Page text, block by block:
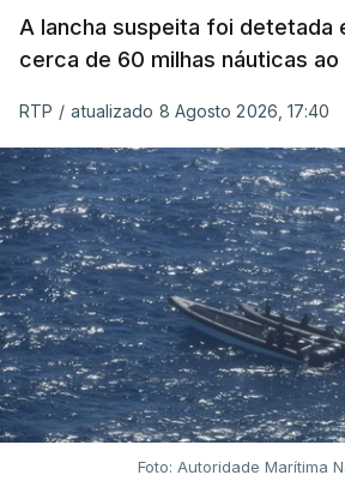
A lancha suspeita foi detetada
cerca de 60 milhas náuticas ao
RTP / atualizado 8 Agosto 2026, 17:40
Foto: Autoridade Marítima